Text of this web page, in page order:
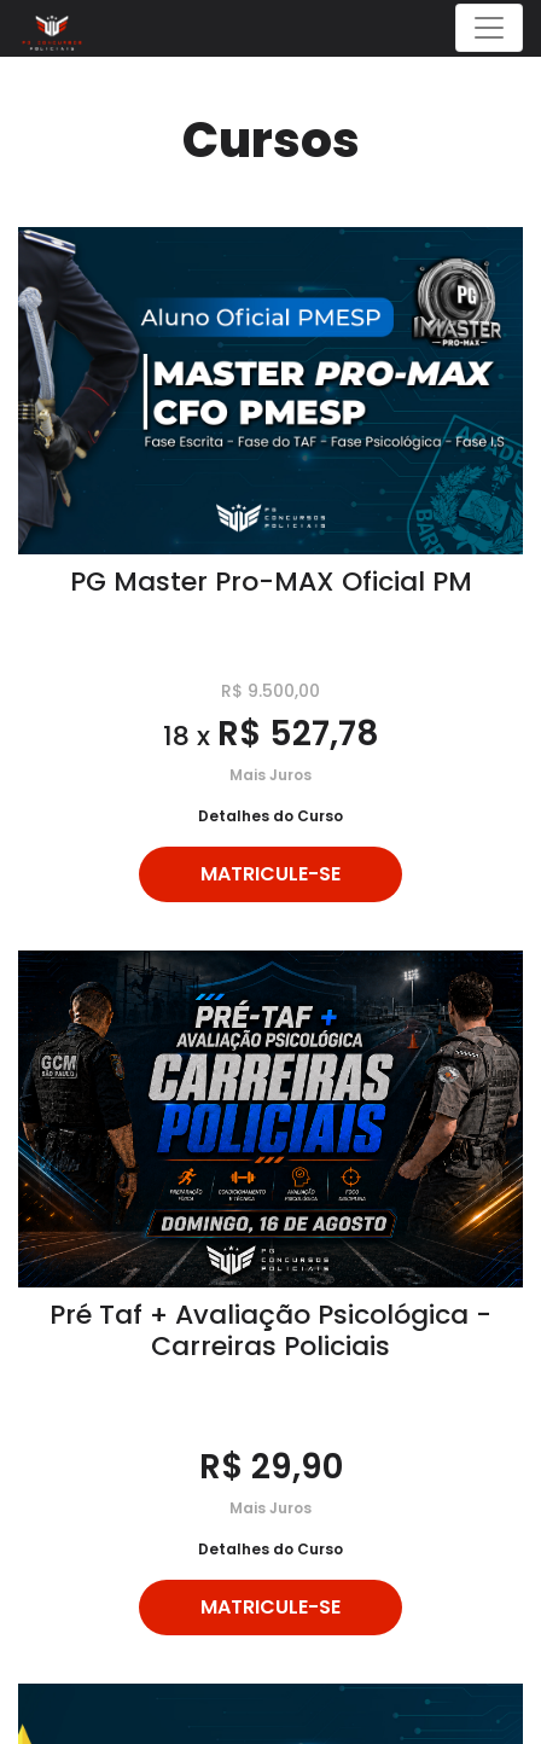
Menu
Cursos
PG Master Pro-MAX Oficial PM
R$ 9.500,00
18 x R$ 527,78
Mais Juros
Detalhes do Curso
MATRICULE-SE
Pré Taf + Avaliação Psicológica -
Carreiras Policiais
R$ 29,90
Mais Juros
Detalhes do Curso
MATRICULE-SE